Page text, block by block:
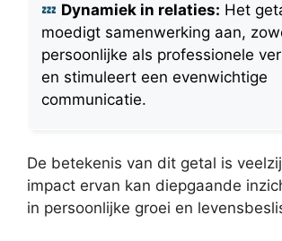
Dynamiek in relaties: Het
moedigt samenwerking aan,
persoonlijke als professionele
en stimuleert een evenwichtige
communicatie.
De betekenis van dit getal is
impact ervan kan diepgaande
in persoonlijke groei en